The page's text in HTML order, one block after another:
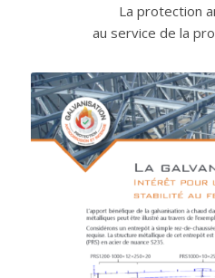
La protection
au service de la